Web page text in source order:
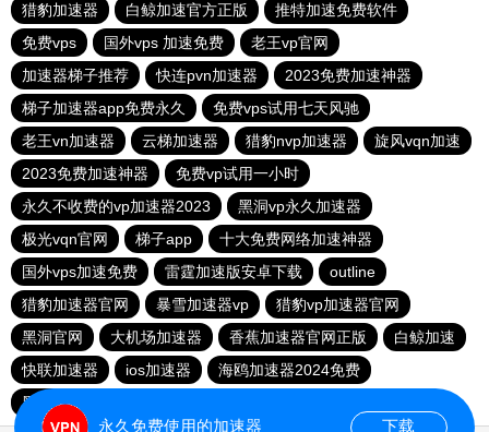
猎豹加速器
白鲸加速官方正版
推特加速免费软件
免费vps
国外vps 加速免费
老王vp官网
加速器梯子推荐
快连pvn加速器
2023免费加速神器
梯子加速器app免费永久
免费vps试用七天风驰
老王vn加速器
云梯加速器 猎豹nvp加速器
旋风vqn加速
2023免费加速神器
免费vp试用一小时
永久不收费的vp加速器2023
黑洞vp永久加速器
极光vqn官网
梯子app
十大免费网络加速神器
国外vps加速免费
雷霆加速版安卓下载
outline
猎豹加速器官网
暴雪加速器vp
猎豹vp加速器官网
黑洞官网
大机场加速器 香蕉加速器官网正版
白鲸加速
快联加速器
ios加速器
海鸥加速器2024免费
黑洞加速npv官网下载
永久免费使用的加速器 下载